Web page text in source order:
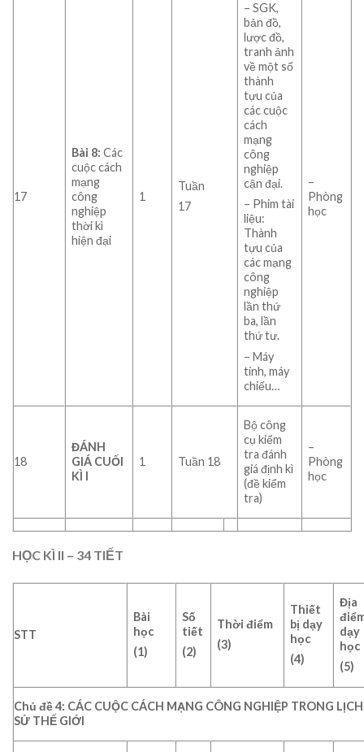
17
Bài 8: Các
cuộc cách
mạng
công
nghiệp
thời kì
hiện đại
1
Tuần
17
– SGK,
bản đồ,
lược đồ,
tranh ảnh
về một số
thành
tựu của
các cuộc
cách
mạng
công
nghiệp
cận đại.
– Phim tài
liệu:
Thành
tựu của
các mạng
công
nghiệp
lần thứ
ba, lần
thứ tư.
– Máy
tính, máy
chiếu…
–
Phòng
học
18
ĐÁNH
GIÁ CUỐI
KÌ I
1 Tuần 18
Bộ công
cụ kiểm
tra đánh
giá định kì
(đề kiểm
tra)
–
Phòng
học
HỌC KÌ II – 34 TIẾT
STT
Bài
học
(1)
Số
tiết
(2)
Thời điểm
(3)
Thiết
bị dạy
học
(4)
Địa
dạy
học
(5)
Chủ đề 4: CÁC CUỘC CÁCH MẠNG CÔNG NGHIỆP TRONG LỊCH
SỬ THẾ GIỚI